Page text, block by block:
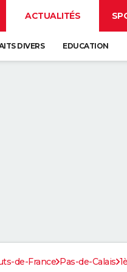
ACTUALITÉS
DIVERS EDUCATION
de-France Pas-de-Calais